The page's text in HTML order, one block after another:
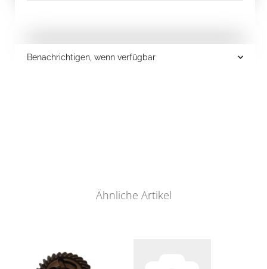
Benachrichtigen, wenn verfügbar
Ähnliche Artikel